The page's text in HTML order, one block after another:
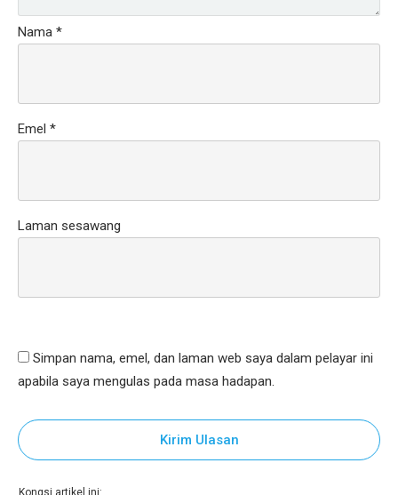
Nama *
Emel *
Laman sesawang
Simpan nama, emel, dan laman web saya dalam pelayar ini
apabila saya mengulas pada masa hadapan.
Kirim Ulasan